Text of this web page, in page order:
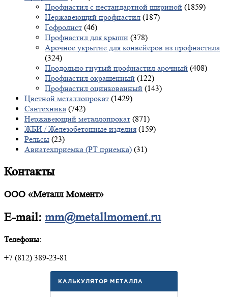
Профнастил с нестандартной шириной (1859)
Нержавеющий профнастил (187)
Гофролист (46)
Профнастил для крыши (378)
Арочное укрытие для конвейеров из профнастила
(324)
Продольно гнутый профнастил арочный (408)
Профнастил окрашенный (122)
Профнастил оцинкованный (143)
Цветной металлопрокат (1429)
Сантехника (742)
Нержавеющий металлопрокат (871)
ЖБИ / Железобетонные изделия (159)
Рельсы (23)
Авиатехприемка (РТ приемка) (31)
Контакты
ООО «Металл Момент»
E-mail: mm@metallmoment.ru
Телефоны:
+7 (812) 389-23-81